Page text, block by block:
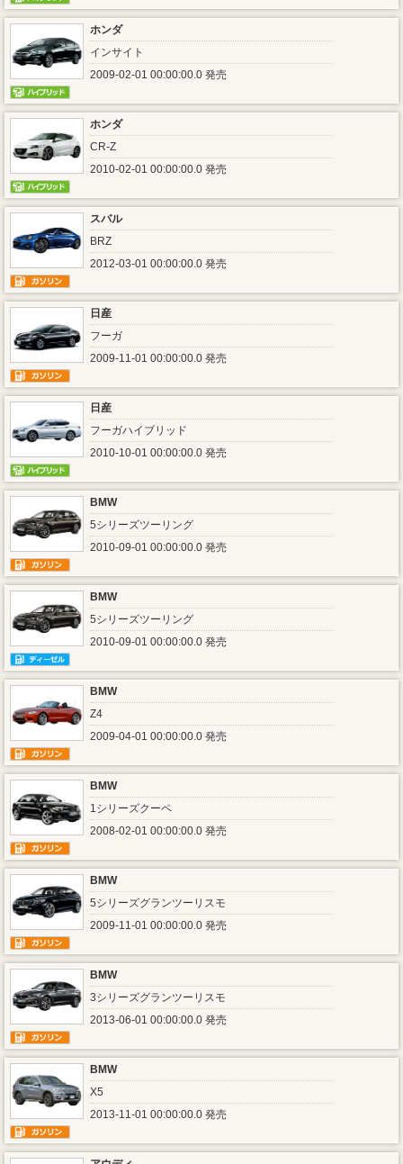
ホンダ
インサイト
2009-02-01 00:00:00.0 発売
ホンダ
CR-Z
2010-02-01 00:00:00.0 発売
スバル
BRZ
2012-03-01 00:00:00.0 発売
日産
フーガ
2009-11-01 00:00:00.0 発売
日産
フーガハイブリッド
2010-10-01 00:00:00.0 発売
BMW
5シリーズツーリング
2010-09-01 00:00:00.0 発売
BMW
5シリーズツーリング
2010-09-01 00:00:00.0 発売
BMW
Z4
2009-04-01 00:00:00.0 発売
BMW
1シリーズクーペ
2008-02-01 00:00:00.0 発売
BMW
5シリーズグランツーリスモ
2009-11-01 00:00:00.0 発売
BMW
3シリーズグランツーリスモ
2013-06-01 00:00:00.0 発売
BMW
X5
2013-11-01 00:00:00.0 発売